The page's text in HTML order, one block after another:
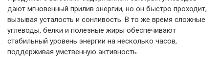
дают мгновенный прилив энергии, но он быстро проходит,
вызывая усталость и сонливость. В то же время сложные
углеводы, белки и полезные жиры обеспечивают
стабильный уровень энергии на несколько часов,
поддерживая умственную активность.